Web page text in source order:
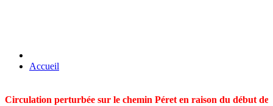
Accueil
Circulation perturbée sur le chemin Péret en raison du début